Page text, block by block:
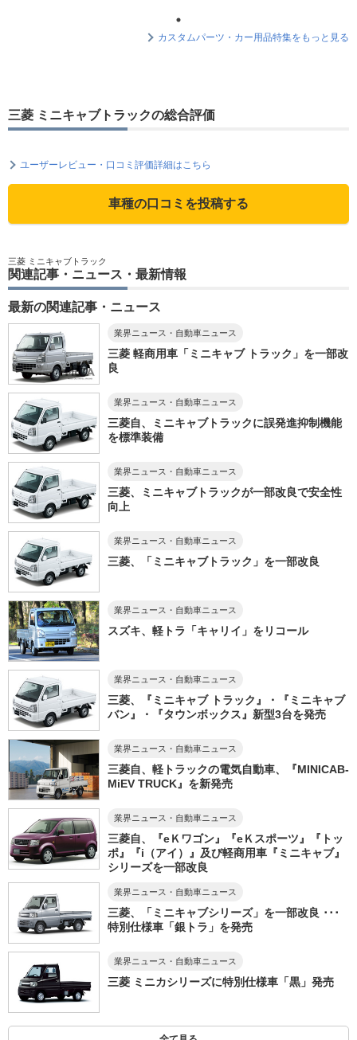
カスタムパーツ・カー用品特集をもっと見る
三菱 ミニキャブトラックの総合評価
ユーザーレビュー・口コミ評価詳細はこちら
車種の口コミを投稿する
三菱 ミニキャブトラック
関連記事・ニュース・最新情報
最新の関連記事・ニュース
業界ニュース・自動車ニュース
三菱 軽商用車「ミニキャブ トラック」を一部改
良
業界ニュース・自動車ニュース
三菱自、ミニキャブトラックに誤発進抑制機能
を標準装備
業界ニュース・自動車ニュース
三菱、ミニキャブトラックが一部改良で安全性
向上
業界ニュース・自動車ニュース
三菱、「ミニキャブトラック」を一部改良
業界ニュース・自動車ニュース
スズキ、軽トラ「キャリイ」をリコール
業界ニュース・自動車ニュース
三菱、『ミニキャブ トラック』・『ミニキャブ
バン』・『タウンボックス』新型3台を発売
業界ニュース・自動車ニュース
三菱自、軽トラックの電気自動車、『MINICAB-
MiEV TRUCK』を新発売
業界ニュース・自動車ニュース
三菱自、『eＫワゴン』『eＫスポーツ』『トッ
ポ』『i（アイ）』及び軽商用車『ミニキャブ』
シリーズを一部改良
業界ニュース・自動車ニュース
三菱、「ミニキャブシリーズ」を一部改良 ･･･
特別仕様車「銀トラ」を発売
業界ニュース・自動車ニュース
三菱 ミニカシリーズに特別仕様車「黒」発売